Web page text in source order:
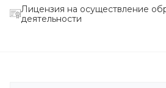
Лицензия на осуществление
деятельности